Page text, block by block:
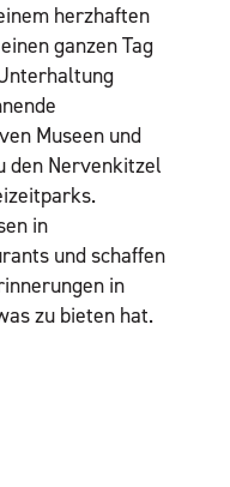
herzhaften
ganzen Tag
Museen und
den Nervenkitzel
in
und schaffen
in
zu bieten hat.